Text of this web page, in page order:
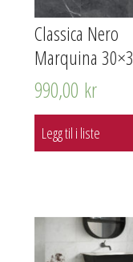
Classica Nero
Marquina
990,00 kr
Legg til i liste